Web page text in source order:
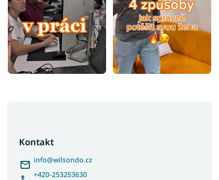
Kontakt
info@wilsondo.cz
+420-253253630